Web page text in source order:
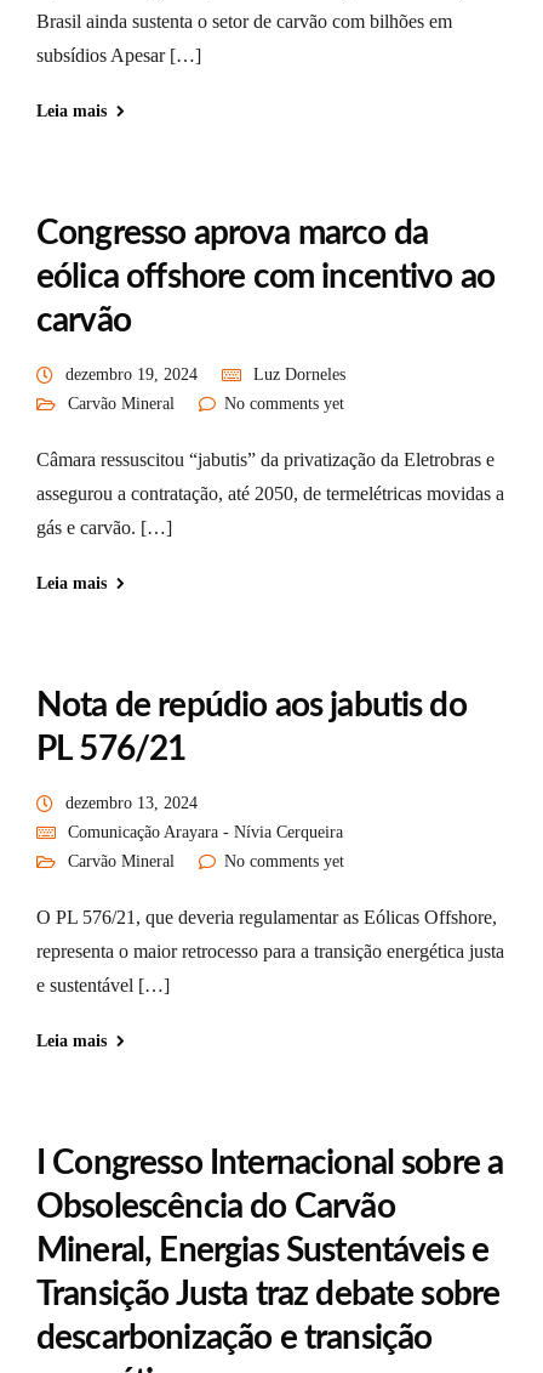
Brasil ainda sustenta o setor de carvão com bilhões em
subsídios Apesar […]
Leia mais
Congresso aprova marco da
eólica offshore com incentivo ao
carvão
dezembro 19, 2024
Luz Dorneles
Carvão Mineral
No comments yet
Câmara ressuscitou “jabutis” da privatização da Eletrobras e
assegurou a contratação, até 2050, de termelétricas movidas a
gás e carvão. […]
Leia mais
Nota de repúdio aos jabutis do
PL 576/21
dezembro 13, 2024
Comunicação Arayara - Nívia Cerqueira
Carvão Mineral
No comments yet
O PL 576/21, que deveria regulamentar as Eólicas Offshore,
representa o maior retrocesso para a transição energética justa
e sustentável […]
Leia mais
I Congresso Internacional sobre a
Obsolescência do Carvão
Mineral, Energias Sustentáveis e
Transição Justa traz debate sobre
descarbonização e transição